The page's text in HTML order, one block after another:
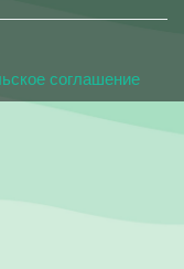
соглашение